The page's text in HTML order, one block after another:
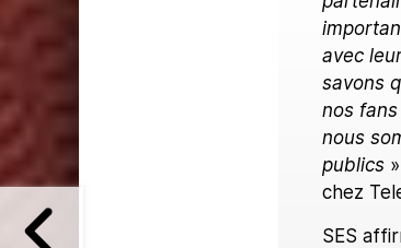
avec
savons
nos
nous
publics
chez
SES